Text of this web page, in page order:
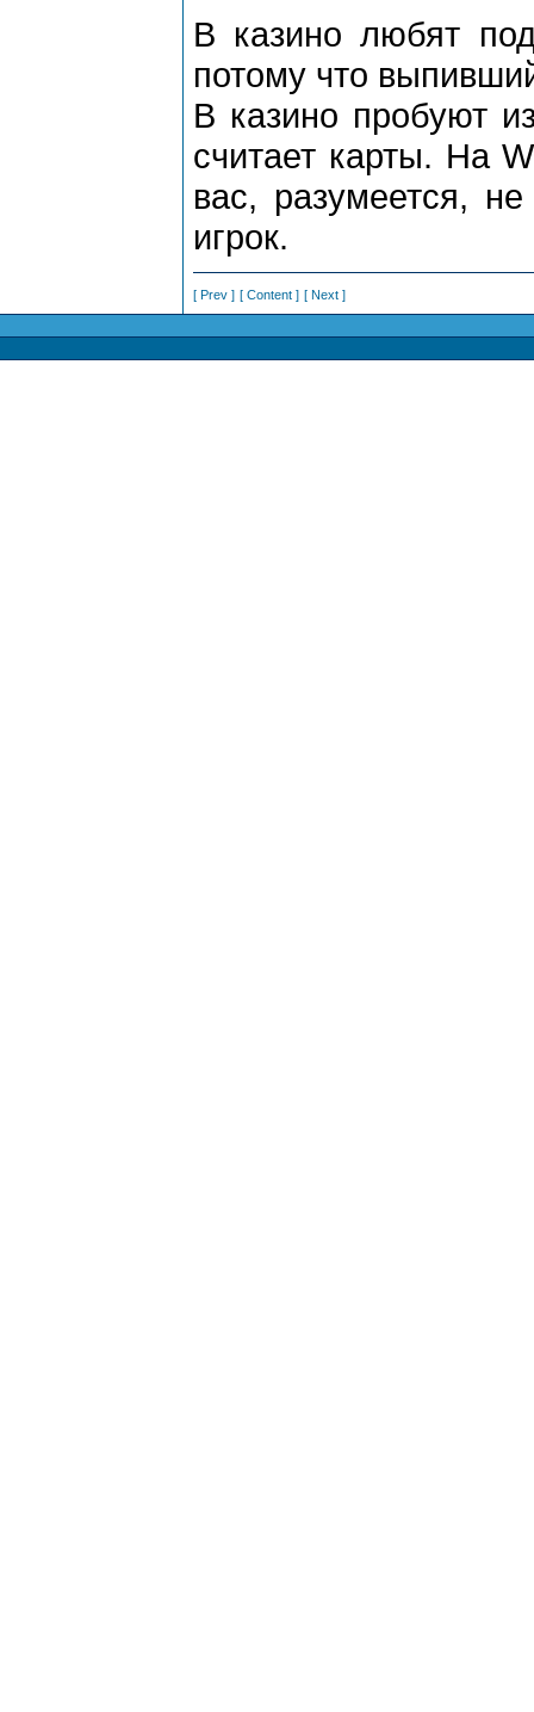
В казино любят
потому что
В казино пробуют
считает карты. На
вас, разумеется,
игрок.
[ Prev ] [ Content ] [ Next ]